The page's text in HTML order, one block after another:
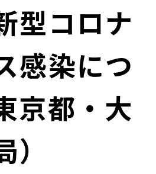
ティブ
ント
ワーク
型コロナ
感染につ
京都・大